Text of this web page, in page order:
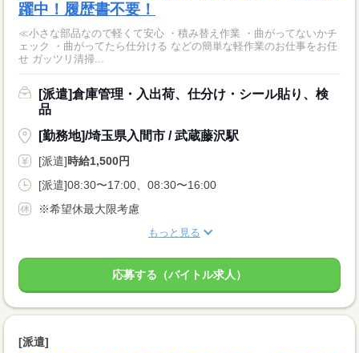
躍中！履歴書不要！
≪小さな部品なので軽くて安心 ・積み替え作業 ・曲がってないかチ
ェック ・曲がってたら仕分ける などの簡単な軽作業のお仕事をお任
せ ガッツリ清掃...
[派遣]倉庫管理・入出荷、仕分け・シール貼り、検
品
[勤務地]/埼玉県入間市 / 武蔵藤沢駅
[派遣]時給1,500円
[派遣]08:30〜17:00、08:30〜16:00
※希望休最大限考慮
もっと見る
応募する（バイトル求人）
[派遣]